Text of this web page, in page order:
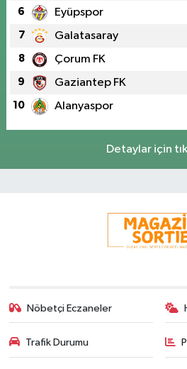
6 Eyüpspor
7 Galatasaray
8 Çorum FK
9 Gaziantep FK
10 Alanyaspor
Detaylar için
Nöbetçi Eczaneler
Trafik Durumu